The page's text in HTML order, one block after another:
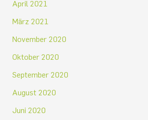
April 2021
März 2021
November 2020
Oktober 2020
September 2020
August 2020
Juni 2020